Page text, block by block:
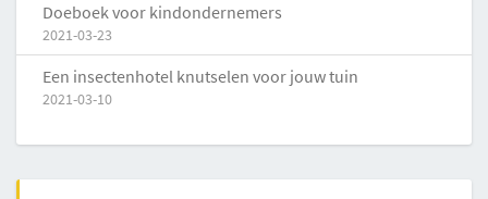
Doeboek voor kindondernemers
2021-03-23
Een insectenhotel knutselen voor jouw tuin
2021-03-10